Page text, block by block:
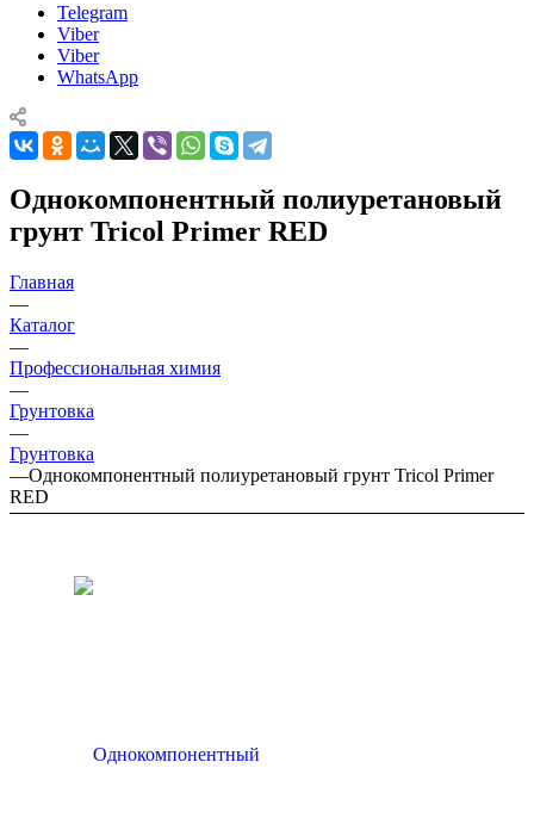
Telegram
Viber
Viber
WhatsApp
Однокомпонентный полиуретановый
грунт Tricol Primer RED
Главная
—
Каталог
—
Профессиональная химия
—
Грунтовка
—
Грунтовка
—Однокомпонентный полиуретановый грунт Tricol Primer
RED